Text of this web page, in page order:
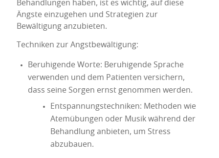
Behandlungen haben, ist es wichtig, auf diese
Ängste einzugehen und Strategien zur
Bewältigung anzubieten.
Techniken zur Angstbewältigung:
Beruhigende Worte: Beruhigende Sprache
verwenden und dem Patienten versichern,
dass seine Sorgen ernst genommen werden.
Entspannungstechniken: Methoden wie
Atemübungen oder Musik während der
Behandlung anbieten, um Stress
abzubauen.